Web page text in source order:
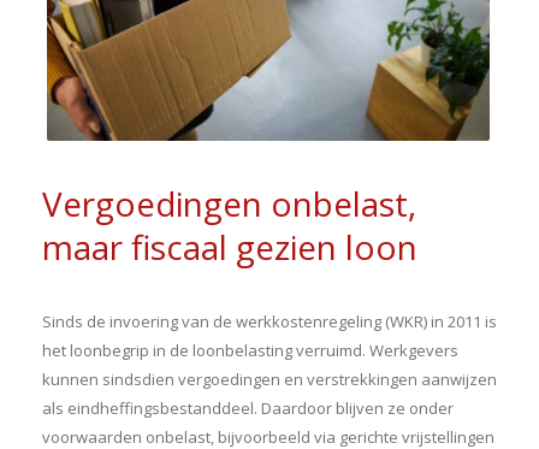
Vergoedingen onbelast,
maar fiscaal gezien loon
Sinds de invoering van de werkkostenregeling (WKR) in 2011 is
het loonbegrip in de loonbelasting verruimd. Werkgevers
kunnen sindsdien vergoedingen en verstrekkingen aanwijzen
als eindheffingsbestanddeel. Daardoor blijven ze onder
voorwaarden onbelast, bijvoorbeeld via gerichte vrijstellingen